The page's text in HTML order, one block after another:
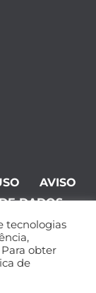
AVISO
DADOS
tecnologias
obter
de